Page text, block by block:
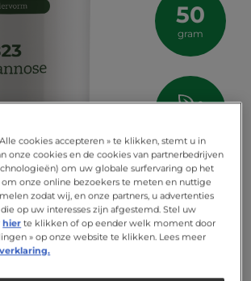
50
gram
cookies accepteren » te klikken, stemt u in
onze cookies en de cookies van partnerbedrijven
om uw globale surfervaring op het
onze online bezoekers te meten en nuttige
zodat wij, en onze partners, u advertenties
op uw interesses zijn afgestemd. Stel uw
hier te klikken of op eender welk moment door
» op onze website te klikken. Lees meer